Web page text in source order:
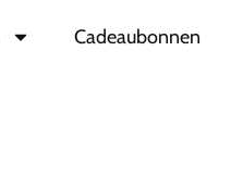
Cadeaubonnen